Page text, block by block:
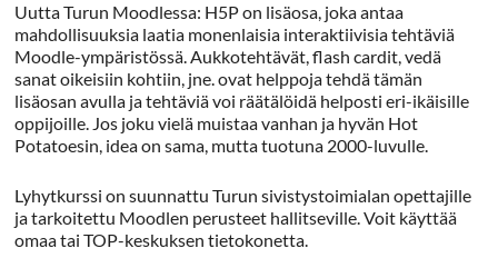
Uutta Turun Moodlessa: H5P on lisäosa, joka antaa
mahdollisuuksia laatia monenlaisia interaktiivisia tehtäviä
Moodle-ympäristössä. Aukkotehtävät, flash cardit, vedä
sanat oikeisiin kohtiin, jne. ovat helppoja tehdä tämän
lisäosan avulla ja tehtäviä voi räätälöidä helposti eri-ikäisille
oppijoille. Jos joku vielä muistaa vanhan ja hyvän Hot
Potatoesin, idea on sama, mutta tuotuna 2000-luvulle.
Lyhytkurssi on suunnattu Turun sivistystoimialan opettajille
ja tarkoitettu Moodlen perusteet hallitseville. Voit käyttää
omaa tai TOP-keskuksen tietokonetta.